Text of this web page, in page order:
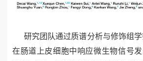
研究团队通过质谱分析与修饰组学
在肠道上皮细胞中响应微生物信号